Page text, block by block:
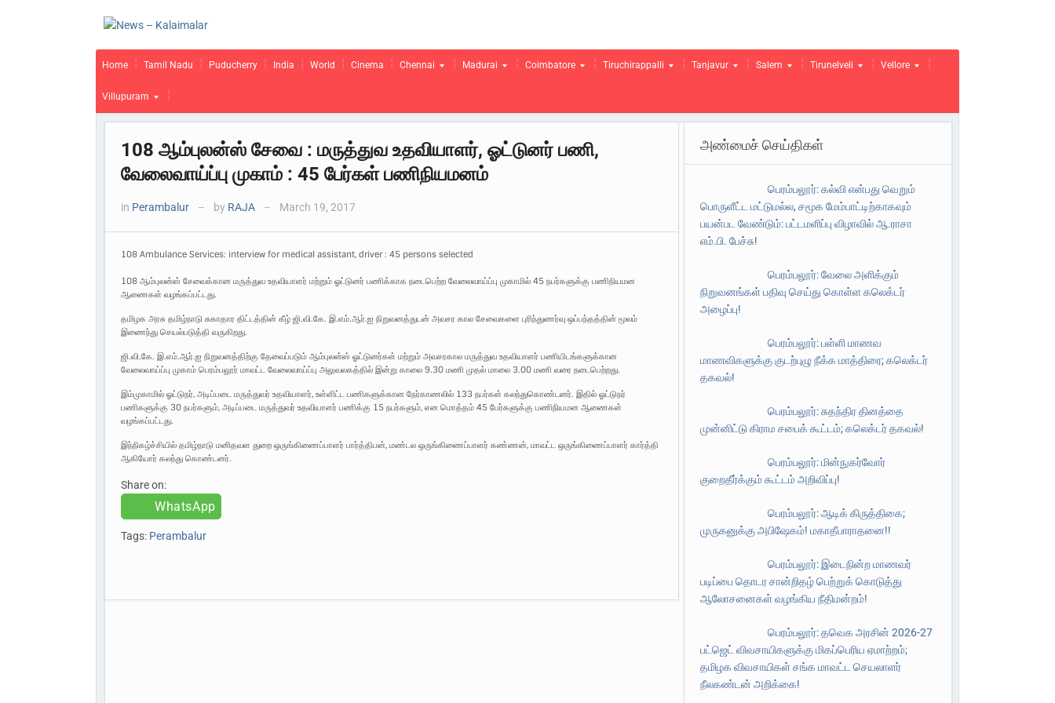
Home Tamil Nadu Puducherry India World Cinema Chennai Madurai Coimbatore Tiruchirappalli Tanjavur Salem Tirunelveli Vellore
Villupuram
108 ஆம்புலன்ஸ் சேவை : மருத்துவ உதவியாளர், ஓட்டுனர் பணி,
வேலைவாய்ப்பு முகாம் : 45 பேர்கள் பணிநியமனம்
in Perambalur — by RAJA — March 19, 2017
108 Ambulance Services: interview for medical assistant, driver : 45 persons selected
108 ஆம்புலன்ஸ் சேவைக்கான மருத்துவ உதவியாளர் மற்றும் ஓட்டுனர் பணிக்காக நடைபெற்ற வேலைவாய்ப்பு முகாமில் 45 நபர்களுக்கு பணிநியமன
ஆணைகள் வழங்கப்பட்டது.
தமிழக அரசு தமிழ்நாடு சுகாதார திட்டத்தின் கீழ் ஜி.வி.கே. இ.எம்.ஆர்.ஐ நிறுவனத்துடன் அவசர கால சேவைகளை புரிந்துணர்வு ஒப்பந்தத்தின் மூலம்
இணைந்து செயல்படுத்தி வருகிறது.
ஜி.வி.கே. இ.எம்.ஆர்.ஐ நிறுவனத்திற்கு தேவைப்படும் ஆம்புலன்ஸ் ஓட்டுனர்கள் மற்றும் அவசரகால மருத்துவ உதவியாளர் பணியிடங்களுக்கான
வேலைவாய்ப்பு முகாம் பெரம்பலூர் மாவட்ட வேலைவாய்ப்பு அலுவலகத்தில் இன்று காலை 9.30 மணி முதல் மாலை 3.00 மணி வரை நடைபெற்றது.
இம்முகாமில் ஓட்டுநர், அடிப்படை மருத்துவர் உதவியாளர், உள்ளிட்ட பணிகளுக்கான நேர்காணலில் 133 நபர்கள் கலந்துகொண்டனர். இதில் ஓட்டுநர்
பணிகளுக்கு 30 நபர்களும், அடிப்படை மருத்துவர் உதவியாளர் பணிக்கு 15 நபர்களும், என மொத்தம் 45 பேர்களுக்கு பணிநியமன ஆணைகள்
வழங்கப்பட்டது.
இந்நிகழ்ச்சியில் தமிழ்நாடு மனிதவள துறை ஒருங்கிணைப்பாளர் பார்த்திபன், மண்டல ஒருங்கிணைப்பாளர் கண்ணன், மாவட்ட ஒருங்கிணைப்பாளர் கார்த்தி
ஆகியோர் கலந்து கொண்டனர்.
Share on:
WhatsApp
Tags: Perambalur
அண்மைச் செய்திகள்
பெரம்பலூர்: கல்வி என்பது வெறும்
பொருளீட்ட மட்டுமல்ல, சமூக மேம்பாட்டிற்காகவும்
பயன்பட வேண்டும்: பட்டமளிப்பு விழாவில் ஆ.ராசா
எம்.பி. பேச்சு!
பெரம்பலூர்: வேலை அளிக்கும்
நிறுவனங்கள் பதிவு செய்து கொள்ள கலெக்டர்
அழைப்பு!
பெரம்பலூர்: பள்ளி மாணவ
மாணவிகளுக்கு குடற்புழு நீக்க மாத்திரை; கலெக்டர்
தகவல்!
பெரம்பலூர்: சுதந்திர தினத்தை
முன்னிட்டு கிராம சபைக் கூட்டம்; கலெக்டர் தகவல்!
பெரம்பலூர்: மின்நுகர்வோர்
குறைதீர்க்கும் கூட்டம் அறிவிப்பு!
பெரம்பலூர்: ஆடிக் கிருத்திகை;
முருகனுக்கு அபிஷேகம்! மகாதீபாராதனை!!
பெரம்பலூர்: இடைநின்ற மாணவர்
படிப்பை தொடர சான்றிதழ் பெற்றுக் கொடுத்து
ஆலோசனைகள் வழங்கிய நீதிமன்றம்!
பெரம்பலூர்: தவெக அரசின் 2026-27
பட்ஜெட் விவசாயிகளுக்கு மிகப்பெரிய ஏமாற்றம்;
தமிழக விவசாயிகள் சங்க மாவட்ட செயலாளர்
நீலகண்டன் அறிக்கை!